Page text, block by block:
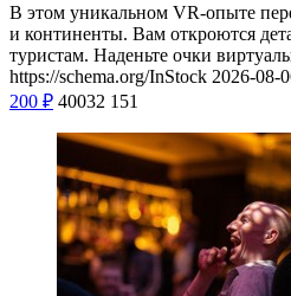
В этом уникальном VR-опыте
и континенты. Вам откроются
туристам. Наденьте очки
https://schema.org/InStock 2026-08-
200 ₽ 40032 151